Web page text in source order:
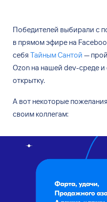
Победителей выбирали с
в прямом эфире на
себя Тайным Сантой —
Ozon на нашей dev-среде и
открытку.
А вот некоторые
своим коллегам: